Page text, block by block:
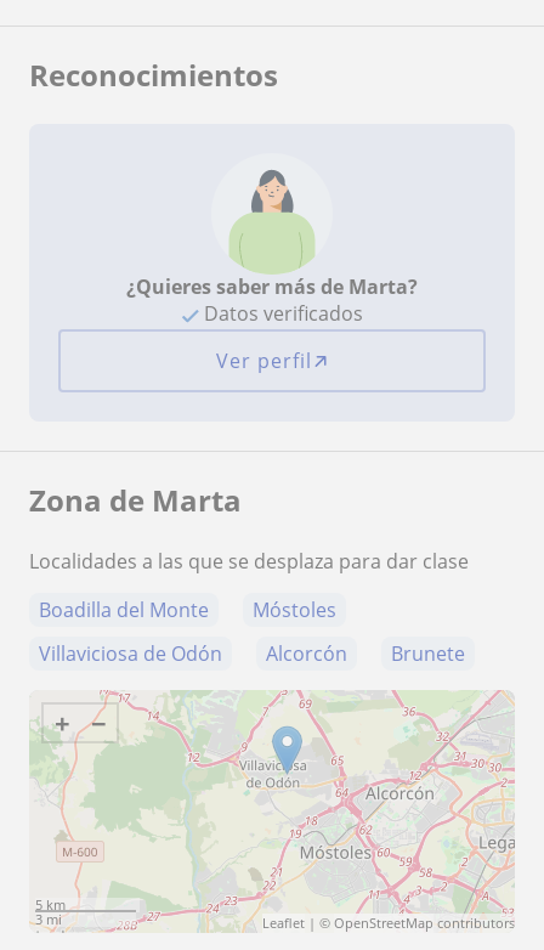
Reconocimientos
¿Quieres saber más de Marta?
Datos verificados
Ver perfil
Zona de Marta
Localidades a las que se desplaza para dar clase
Boadilla del Monte
Móstoles
Villaviciosa de Odón
Alcorcón Brunete
+ −
5 km
3 mi
Leaflet | © OpenStreetMap contributors